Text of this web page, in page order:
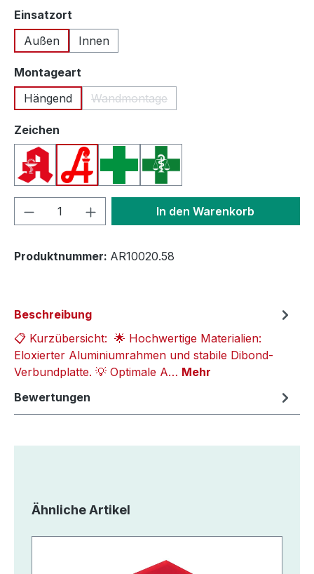
Einsatzort
Außen
Innen
Montageart
Hängend
Wandmontage
(Diese Option ist zurzeit nicht
Zeichen
Apotheken A (Deutschland)
Apotheken A (Österreich)
Apothekenkreuz (International)
Apothekenkreuz (Schweiz)
Produkt Anzahl: Gib denIn den Warenkorb
Produktnummer: AR10020.58
Beschreibung
📋 Kurzübersicht: 🌟 Hochwertige Materialien:
Eloxierter Aluminiumrahmen und stabile Dibond-
Verbundplatte. 💡 Optimale A… Mehr
Bewertungen
Produktgalerie überspringen
Ähnliche Artikel